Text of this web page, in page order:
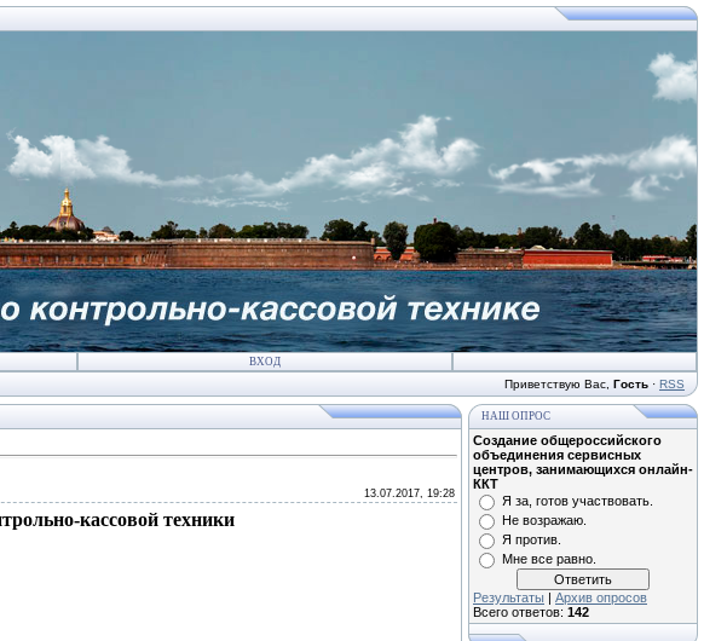
ВХОД
Приветствую Вас Гость · RSS
13.07.2017, 19:28
кассовой техники
НАШ ОПРОС
Создание общероссийского
объединения сервисных
центров, занимающихся онлайн-
ККТ
Я за, готов участвовать.
Не возражаю.
Я против.
Мне все равно.
Результаты | Архив опросов
Всего ответов: 142